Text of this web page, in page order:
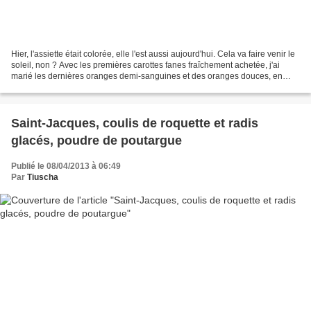
Hier, l'assiette était colorée, elle l'est aussi aujourd'hui. Cela va faire venir le
soleil, non ? Avec les premières carottes fanes fraîchement achetée, j'ai
marié les dernières oranges demi-sanguines et des oranges douces, en
Saint-Jacques, coulis de roquette et radis
glacés, poudre de poutargue
Publié le 08/04/2013 à 06:49
Par Tiuscha